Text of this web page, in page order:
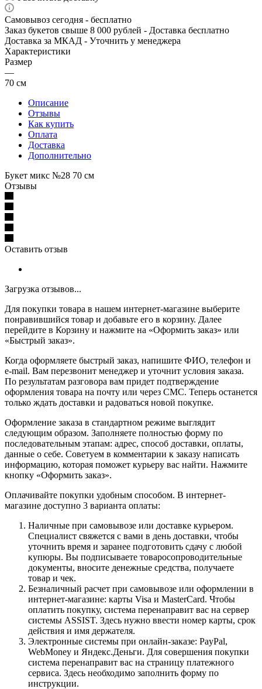
Самовывоз сегодня - бесплатно
Заказ букетов свыше 8 000 рублей - Доставка бесплатно
Доставка за МКАД - Уточнить у менеджера
Характеристики
Размер
—
70 см
Описание
Отзывы
Как купить
Оплата
Доставка
Дополнительно
Букет микс №28 70 см
Отзывы
Оставить отзыв
Загрузка отзывов...
Для покупки товара в нашем интернет-магазине выберите
понравившийся товар и добавьте его в корзину. Далее
перейдите в Корзину и нажмите на «Оформить заказ» или
«Быстрый заказ».
Когда оформляете быстрый заказ, напишите ФИО, телефон и
e-mail. Вам перезвонит менеджер и уточнит условия заказа.
По результатам разговора вам придет подтверждение
оформления товара на почту или через СМС. Теперь останется
только ждать доставки и радоваться новой покупке.
Оформление заказа в стандартном режиме выглядит
следующим образом. Заполняете полностью форму по
последовательным этапам: адрес, способ доставки, оплаты,
данные о себе. Советуем в комментарии к заказу написать
информацию, которая поможет курьеру вас найти. Нажмите
кнопку «Оформить заказ».
Оплачивайте покупки удобным способом. В интернет-
магазине доступно 3 варианта оплаты:
Наличные при самовывозе или доставке курьером.
Специалист свяжется с вами в день доставки, чтобы
уточнить время и заранее подготовить сдачу с любой
купюры. Вы подписываете товаросопроводительные
документы, вносите денежные средства, получаете
товар и чек.
Безналичный расчет при самовывозе или оформлении в
интернет-магазине: карты Visa и MasterCard. Чтобы
оплатить покупку, система перенаправит вас на сервер
системы ASSIST. Здесь нужно ввести номер карты, срок
действия и имя держателя.
Электронные системы при онлайн-заказе: PayPal,
WebMoney и Яндекс.Деньги. Для совершения покупки
система перенаправит вас на страницу платежного
сервиса. Здесь необходимо заполнить форму по
инструкции.